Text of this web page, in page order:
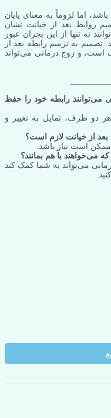
اما لزوماً به معنای پایان
روابط بعد از خیانت نشان
نه تنها از این بحران عبور
تصمیم به ترمیم رابطه بعد از
است، و زوج درمانی می‌تواند
می‌توانند رابطه خود را حفظ
دو طرف، تمایل به تغییر و
می‌تواند به شما کمک کند